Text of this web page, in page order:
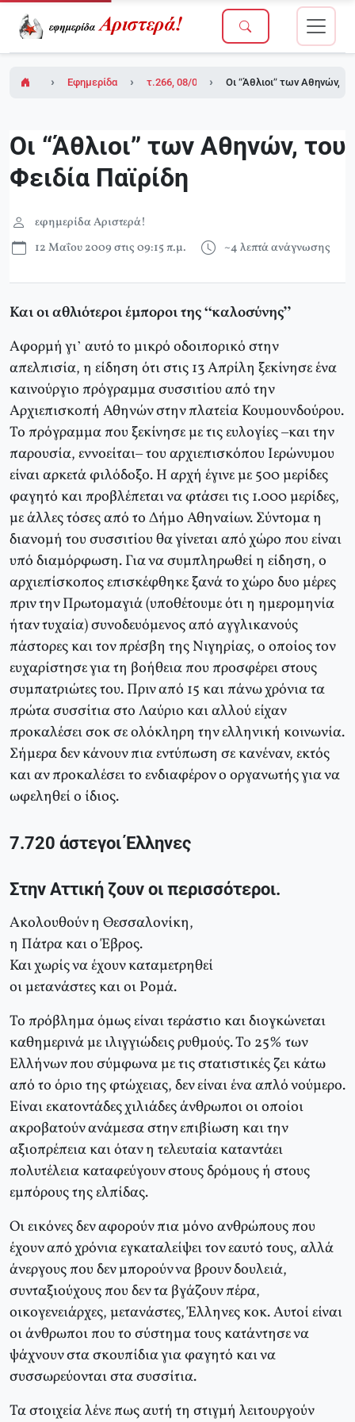
Εφημερίδα Αριστερά!τ.266, 08/05/2009Οι “Άθλιοι” των Αθηνών,
Οι “Άθλιοι” των Αθηνών, του
Φειδία Παϊρίδη
εφημερίδα Αριστερά!
12 Μαΐου 2009 στις 09:15 π.μ.
~4 λεπτά ανάγνωσης
Και οι αθλιότεροι έμποροι της “καλοσύνης”
Αφορμή γι’ αυτό το μικρό οδοιπορικό στην
απελπισία, η είδηση ότι στις 13 Απρίλη ξεκίνησε ένα
καινούργιο πρόγραμμα συσσιτίου από την
Αρχιεπισκοπή Αθηνών στην πλατεία Κουμουνδούρου.
Το πρόγραμμα που ξεκίνησε με τις ευλογίες –και την
παρουσία, εννοείται– του αρχιεπισκόπου Ιερώνυμου
είναι αρκετά φιλόδοξο. Η αρχή έγινε με 500 μερίδες
φαγητό και προβλέπεται να φτάσει τις 1.000 μερίδες,
με άλλες τόσες από το Δήμο Αθηναίων. Σύντομα η
διανομή του συσσιτίου θα γίνεται από χώρο που είναι
υπό διαμόρφωση. Για να συμπληρωθεί η είδηση, ο
αρχιεπίσκοπος επισκέφθηκε ξανά το χώρο δυο μέρες
πριν την Πρωτομαγιά (υποθέτουμε ότι η ημερομηνία
ήταν τυχαία) συνοδευόμενος από αγγλικανούς
πάστορες και τον πρέσβη της Νιγηρίας, ο οποίος τον
ευχαρίστησε για τη βοήθεια που προσφέρει στους
συμπατριώτες του. Πριν από 15 και πάνω χρόνια τα
πρώτα συσσίτια στο Λαύριο και αλλού είχαν
προκαλέσει σοκ σε ολόκληρη την ελληνική κοινωνία.
Σήμερα δεν κάνουν πια εντύπωση σε κανέναν, εκτός
και αν προκαλέσει το ενδιαφέρον ο οργανωτής για να
ωφεληθεί ο ίδιος.
7.720 άστεγοι Έλληνες
Στην Αττική ζουν οι περισσότεροι.
Ακολουθούν η Θεσσαλονίκη,
η Πάτρα και ο Έβρος.
Και χωρίς να έχουν καταμετρηθεί
οι μετανάστες και οι Ρομά.
Το πρόβλημα όμως είναι τεράστιο και διογκώνεται
καθημερινά με ιλιγγιώδεις ρυθμούς. Το 25% των
Ελλήνων που σύμφωνα με τις στατιστικές ζει κάτω
από το όριο της φτώχειας, δεν είναι ένα απλό νούμερο.
Είναι εκατοντάδες χιλιάδες άνθρωποι οι οποίοι
ακροβατούν ανάμεσα στην επιβίωση και την
αξιοπρέπεια και όταν η τελευταία καταντάει
πολυτέλεια καταφεύγουν στους δρόμους ή στους
εμπόρους της ελπίδας.
Οι εικόνες δεν αφορούν πια μόνο ανθρώπους που
έχουν από χρόνια εγκαταλείψει τον εαυτό τους, αλλά
άνεργους που δεν μπορούν να βρουν δουλειά,
συνταξιούχους που δεν τα βγάζουν πέρα,
οικογενειάρχες, μετανάστες, Έλληνες κοκ. Αυτοί είναι
οι άνθρωποι που το σύστημα τους κατάντησε να
ψάχνουν στα σκουπίδια για φαγητό και να
συσσωρεύονται στα συσσίτια.
Τα στοιχεία λένε πως αυτή τη στιγμή λειτουργούν